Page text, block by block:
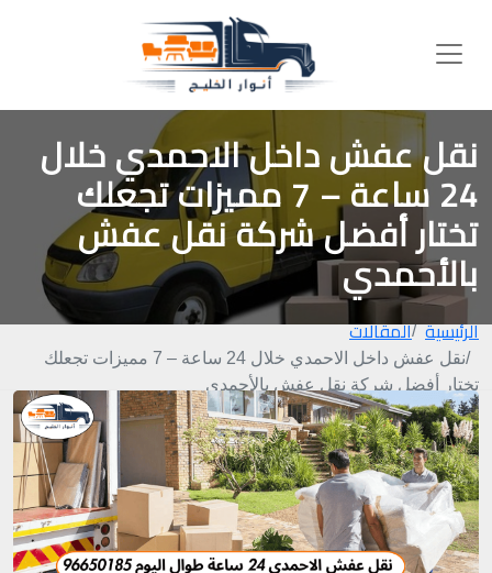
نقل عفش داخل الاحمدي خلال
24 ساعة – 7 مميزات تجعلك
تختار أفضل شركة نقل عفش
بالأحمدي
الرئيسية المقالات
نقل عفش داخل الاحمدي خلال 24 ساعة – 7 مميزات تجعلك
تختار أفضل شركة نقل عفش بالأحمدي